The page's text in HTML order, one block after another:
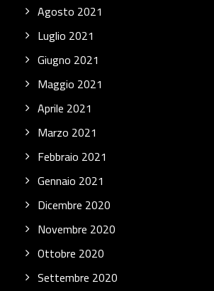
Agosto 2021
Luglio 2021
Giugno 2021
Maggio 2021
Aprile 2021
Marzo 2021
Febbraio 2021
Gennaio 2021
Dicembre 2020
Novembre 2020
Ottobre 2020
Settembre 2020